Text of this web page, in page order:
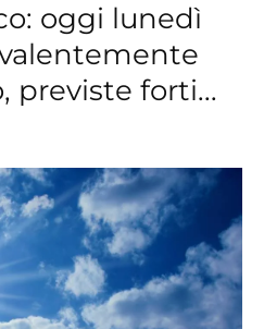
oggi lunedì
previste forti...